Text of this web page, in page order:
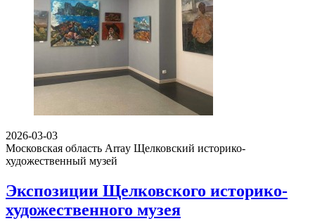
2026-03-03
Московская область Array Щелковский историко-
художественный музей
Экспозиции Щелковского историко-
художественного музея